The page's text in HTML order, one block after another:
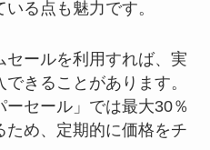
る点も魅力です。
セールを利用すれば、実
きることがあります。
セール」では最大30％
ため、定期的に価格をチ